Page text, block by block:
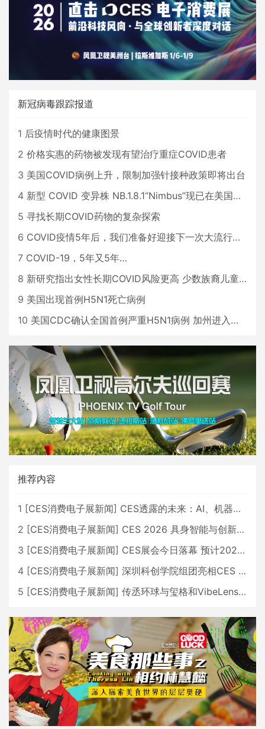
新冠病毒跟踪报道
1 后疫情时代的健康图景
2 价格实惠的药物被发现有望治疗重症COVID患者
3 美国COVID病例上升，限制加强针接种政策即将出台
4 新型 COVID 变异株 NB.1.8.1“Nimbus”现已在美国占据主导地位
5 寻找长期COVID药物的复杂探索
6 COVID疫情5年后，我们准备好迎接下一次大流行了吗？
7 COVID-19，5年又5年…
8 新研究指出女性长期COVID风险更高 少数族裔儿童存在差异
9 美国出现首例H5N1死亡病例
10 美国CDC确认全国首例严重H5N1病例 加州进入紧急状态
推荐内容
1 [CES消费电子展新闻] CES透露的未来：AI、机器人与智能生活大爆发
2 [CES消费电子展新闻] CES 2026 具身智能与创新领域 中国公司大放异彩
3 [CES消费电子展新闻] CES展会今日落幕 预计2026行业收入将超五千亿美元
4 [CES消费电子展新闻] 深圳科创学院组团亮相CES 广受好评
5 [CES消费电子展新闻] 传丞环球与玺格和VibeLens共同推出全新耳机